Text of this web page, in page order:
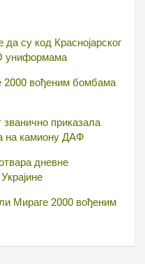
да су код Краснојарског
униформама
вођеним бомбама
званично приказала
на камиону ДАФ
дневне
Мираге 2000 вођеним